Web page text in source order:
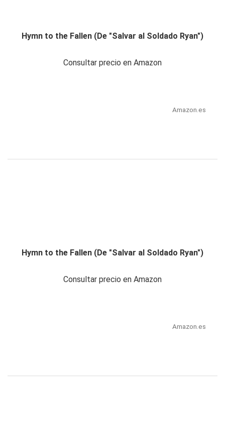
Hymn to the Fallen (De "Salvar al Soldado Ryan")
Consultar precio en Amazon
Amazon.es
Hymn to the Fallen (De "Salvar al Soldado Ryan")
Consultar precio en Amazon
Amazon.es